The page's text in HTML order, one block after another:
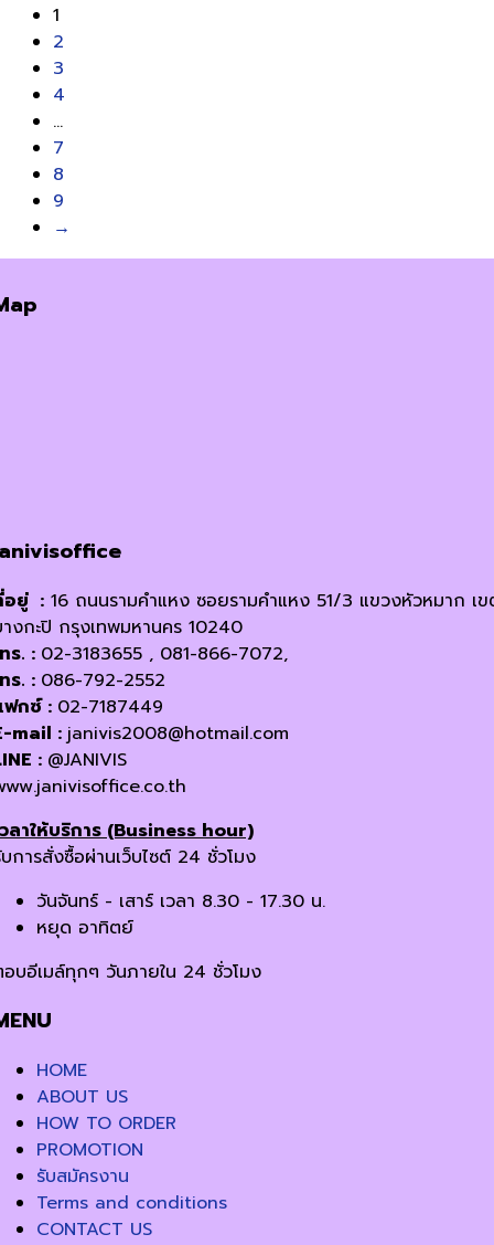
1
2
3
4
…
7
8
9
→
อยู่ : 16 ถนนรามคำแหง ซอยรามคำแหง 51/3 แขวงหัวหมาก เ
งกะปิ กรุงเทพมหานคร 10240
ร. : 02-3183655 , 081-866-7072,
ร. : 086-792-2552
กซ์ : 02-7187449
mail : janivis2008@hotmail.com
: @JANIVIS
ลาให้บริการ (Business hour)
การสั่งซื้อผ่านเว็บไซต์ 24 ชั่วโมง
วันจันทร์ - เสาร์ เวลา 8.30 - 17.30 น.
หยุด อาทิตย์
บอีเมล์ทุกๆ วันภายใน 24 ชั่วโมง
HOME
ABOUT US
HOW TO ORDER
PROMOTION
รับสมัครงาน
Terms and conditions
CONTACT US